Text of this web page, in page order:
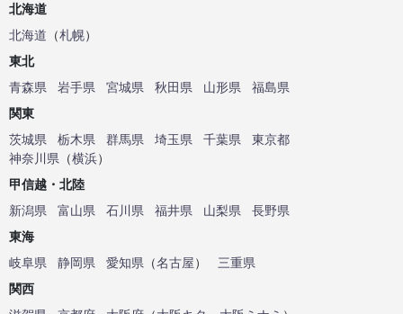
北海道
北海道 （札幌）
東北
青森県
岩手県 宮城県 秋田県 山形県
福島県
関東
茨城県
栃木県 群馬県 埼玉県 千葉県
東京都
神奈川県 （横浜）
甲信越・北陸
新潟県
富山県 石川県 福井県 山梨県
長野県
東海
岐阜県
静岡県 愛知県 （名古屋）
三重県
関西